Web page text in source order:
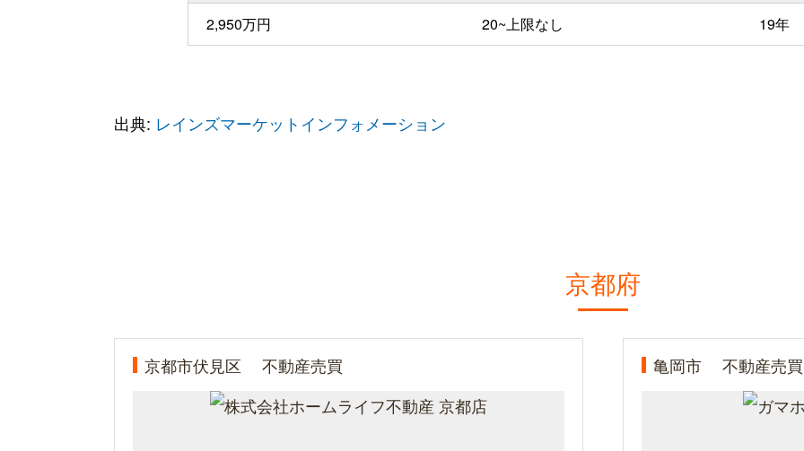
2,950万円
20~上限なし 19年
出典: レインズマーケットインフォメーション
京都府
京都市伏見区 不動産売買 亀岡市 不動産売買